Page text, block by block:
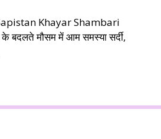
Khayar Shambari
मौसम में आम समस्या सर्दी,